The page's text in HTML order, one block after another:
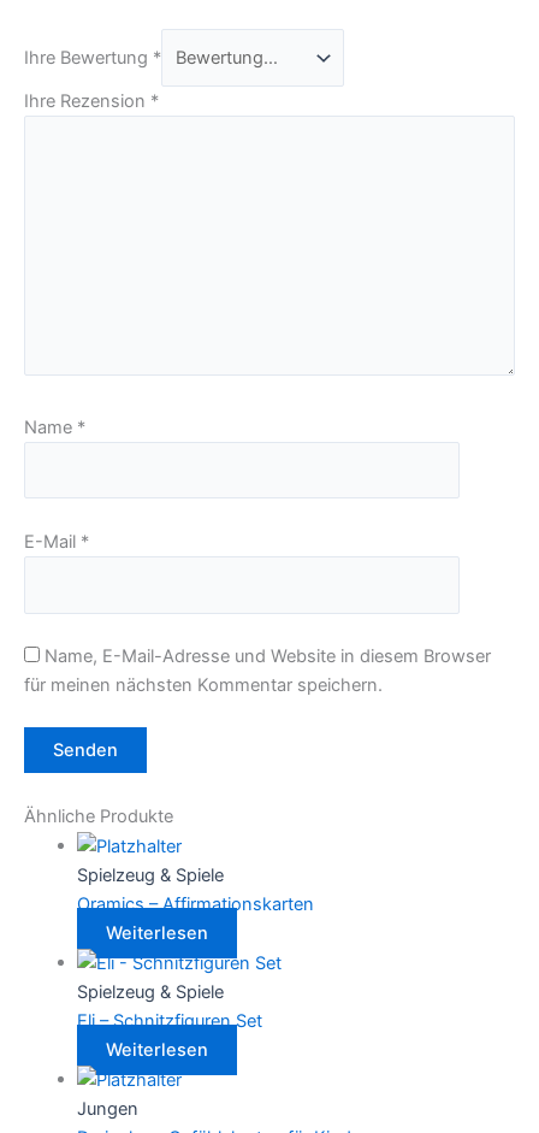
Ihre Bewertung *
Ihre Rezension *
Name *
E-Mail *
Name, E-Mail-Adresse und Website in diesem Browser
für meinen nächsten Kommentar speichern.
Ähnliche Produkte
Spielzeug & Spiele
Oramics – Affirmationskarten
Weiterlesen
Spielzeug & Spiele
Eli – Schnitzfiguren Set
Weiterlesen
Jungen